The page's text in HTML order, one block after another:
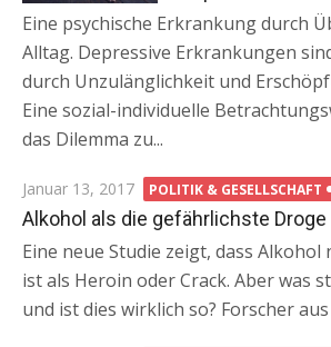
Eine psychische Erkrankung durch
Alltag. Depressive Erkrankungen
durch Unzulänglichkeit und
Eine sozial-individuelle
das Dilemma zu...
Posted
on
Januar 13, 2017 POLITIK & GESELLSCHAFT
Alkohol als die gefährlichste Droge
Eine neue Studie zeigt, dass
ist als Heroin oder Crack. Aber was
und ist dies wirklich so? Forscher